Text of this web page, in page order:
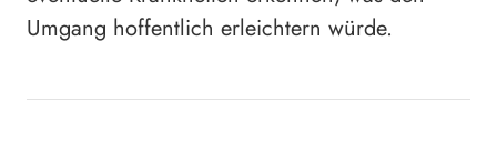
Umgang hoffentlich erleichtern würde.